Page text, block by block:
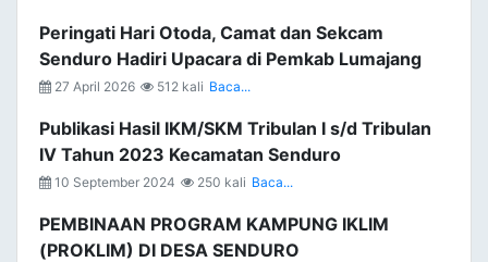
Peringati Hari Otoda, Camat dan Sekcam
Senduro Hadiri Upacara di Pemkab Lumajang
27 April 2026 512 kali Baca...
Publikasi Hasil IKM/SKM Tribulan I s/d Tribulan
IV Tahun 2023 Kecamatan Senduro
10 September 2024 250 kali Baca...
PEMBINAAN PROGRAM KAMPUNG IKLIM
(PROKLIM) DI DESA SENDURO